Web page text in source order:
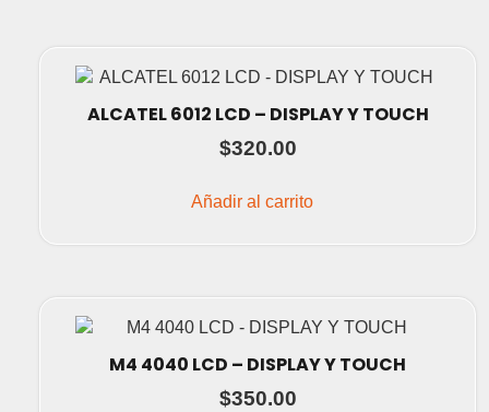
ALCATEL 6012 LCD – DISPLAY Y TOUCH
$320.00
Añadir al carrito
M4 4040 LCD – DISPLAY Y TOUCH
$350.00